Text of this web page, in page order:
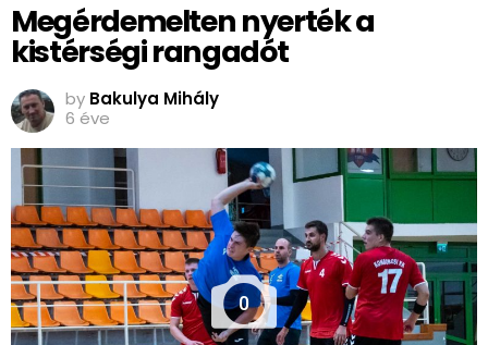
Megérdemelten nyerték a
kistérségi rangadót
by Bakulya Mihály
6 éve
0